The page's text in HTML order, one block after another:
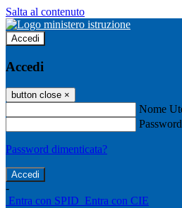
Salta al contenuto
Accedi
Accedi
button close ×
Nome
Password
Password dimenticata?
-
Entra con SPID Entra con CIE